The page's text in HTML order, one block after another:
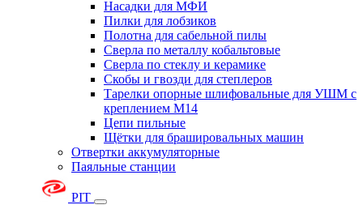
Насадки для МФИ
Пилки для лобзиков
Полотна для сабельной пилы
Сверла по металлу кобальтовые
Сверла по стеклу и керамике
Скобы и гвозди для степлеров
Тарелки опорные шлифовальные для УШМ с
креплением М14
Цепи пильные
Щётки для брашировальных машин
Отвертки аккумуляторные
Паяльные станции
PIT